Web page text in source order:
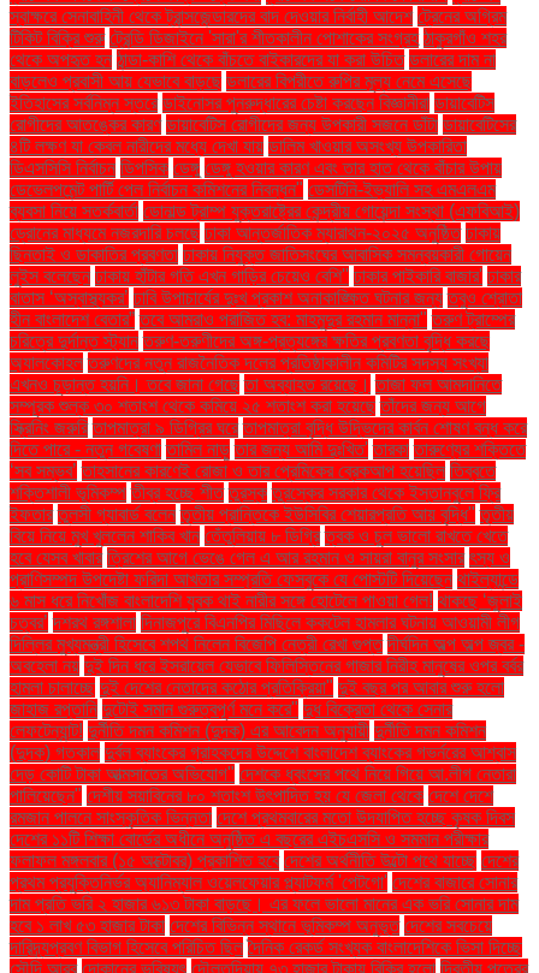
স্বাক্ষরে সেনাবাহিনী থেকে ট্রান্সজেন্ডারদের বাদ দেওয়ার নির্বাহী আদেশ ট্রেনের অগ্রিম
টিকিট বিক্রি শুরু ট্রেন্ডি ডিজাইনে 'সারা'র শীতকালীন পোশাকের সংগ্রহ ঠাকুরগাঁও শহর
থেকে অপহৃত হন ঠান্ডা-কাশি থেকে বাঁচতে বাইকারদের যা করা উচিত ডলারের দাম না
বাড়লেও প্রবাসী আয় যেভাবে বাড়ছে ডলারের বিপরীতে রুপির মূল্য নেমে এসেছে
ইতিহাসের সর্বনিম্ন স্তরে ডাইনোসর পুনরুদ্ধারের চেষ্টা করছেন বিজ্ঞানীরা ডায়াবেটিস
রোগীদের আতঙ্কের কারণ ডায়াবেটিস রোগীদের জন্য উপকারী সজনে ডাঁটা ডায়াবেটিসের
৪টি লক্ষণ যা কেবল নারীদের মধ্যে দেখা যায় ডালিম খাওয়ার অসংখ্য উপকারিতা
ডিএসসিসি নির্বাচন ডিপসিক ডেঙ্গু ডেঙ্গু হওয়ার কারণ এবং তার হাত থেকে বাঁচার উপায়
ডেভেলপমেন্ট পার্টি পেল নির্বাচন কমিশনের নিবন্ধন" ডেসটিনি-ইভ্যালি সহ এমএলএম
ব্যবসা নিয়ে সতর্কবার্তা ডোনাল্ড ট্রাম্প যুক্তরাষ্ট্রের কেন্দ্রীয় গোয়েন্দা সংস্থা (এফবিআই)
ড্রোনের মাধ্যমে নজরদারি চলছে ঢাকা আন্তর্জাতিক ম্যারাথন-২০২৫ অনুষ্ঠিত ঢাকায়
ছিনতাই ও ডাকাতির প্রবণতা ঢাকায় নিযুক্ত জাতিসংঘের আবাসিক সমন্বয়কারী গোয়েন
লুইস বলেছেন ঢাকায় হাঁটার গতি এখন গাড়ির চেয়েও বেশি'' ঢাকার পাইকারি বাজার' ঢাকার
বাতাস ‘অস্বাস্থ্যকর’ ঢাবি উপাচার্যের দুঃখ প্রকাশ অনাকাঙ্ক্ষিত ঘটনার জন্য তবুও শ্রোতা
হীন বাংলাদেশ বেতার” তবে আমরাও পরাজিত হব: মাহমুদুর রহমান মান্না" তরুণ ট্রাম্পের
চরিত্রে দুর্দান্ত স্ট্যান তরুণ-তরুণীদের অঙ্গ-প্রত্যঙ্গের ক্ষতির প্রবণতা বৃদ্ধি করছে
অ্যালকোহল তরুণদের নতুন রাজনৈতিক দলের প্রতিষ্ঠাকালীন কমিটির সদস্য সংখ্যা
এখনও চূড়ান্ত হয়নি। তবে জানা গেছে তা অব্যাহত রয়েছে। তাজা ফল আমদানিতে
সম্পূরক শুল্ক ৩০ শতাংশ থেকে কমিয়ে ২৫ শতাংশ করা হয়েছে তাঁদের জন্য আগে
স্ক্রিনিং জরুরি তাপমাত্রা ৯ ডিগ্রির ঘরে তাপমাত্রা বৃদ্ধি উদ্ভিদের কার্বন শোষণ বন্ধ করে
দিতে পারে - নতুন গবেষণা তামিল নাড়ু তার জন্য আমি দুঃখিত' তারকা তারুণ্যের শক্তিতে
‘সব সম্ভব’ তাহসানের কারণেই রোজা ও তার প্রেমিকের ব্রেকআপ হয়েছিল তিব্বতে
শক্তিশালী ভূমিকম্প তীব্র হচ্ছে শীত তুরস্ক তুরস্কের সরকার থেকে ইস্তানবুলে ফ্রি
ইফতার তুলসী গ্যাবার্ড বলেন তৃতীয় প্রান্তিকে ইউসিবির শেয়ারপ্রতি আয় বৃদ্ধি" তৃতীয়
বিয়ে নিয়ে মুখ খুললেন শাকিব খান তেঁতুলিয়ায় ৮ ডিগ্রি ত্বক ও চুল ভালো রাখতে খেতে
হবে যেসব খাবার ত্রিশের আগে ভেঙে গেল এ আর রহমান ও সায়রা বানুর সংসার ৎস্য ও
প্রাণিসম্পদ উপদেষ্টা ফরিদা আখতার সম্প্রতি ফেসবুকে যে পোস্টটি দিয়েছেন থাইল্যান্ডে
৬ মাস ধরে নিখোঁজ বাংলাদেশি যুবক থাই নারীর সঙ্গে হোটেলে পাওয়া গেল! থাকছে ‘জুলাই
চত্বর’ দশরথ রঙ্গশালা দিনাজপুরে বিএনপির মিছিলে ককটেল হামলার ঘটনায় আওয়ামী লীগ
দিল্লির মুখ্যমন্ত্রী হিসেবে শপথ নিলেন বিজেপি নেত্রী রেখা গুপ্ত দীর্ঘদিন অল্প অল্প জ্বর -
অবহেলা নয় দুই দিন ধরে ইসরায়েল যেভাবে ফিলিস্তিনের গাজার নিরীহ মানুষের ওপর বর্বর
হামলা চালাচ্ছে দুই দেশের নেতাদের কঠোর প্রতিক্রিয়া" দুই বছর পর আবার শুরু হলো
জাহাজ রপ্তানি দুটোই সমান গুরুত্বপূর্ণ মনে করে" দুধ বিক্রেতা থেকে সেনার
লেফটেন্যান্ট! দুর্নীতি দমন কমিশন (দুদক) এর আবেদন অনুযায়ী দুর্নীতি দমন কমিশন
(দুদক) গতকাল দুর্বল ব্যাংকের গ্রাহকদের উদ্দেশে বাংলাদেশ ব্যাংকের গভর্নরের আশ্বাস
দেড় কোটি টাকা আত্মসাতের অভিযোগ" দেশকে ধ্বংসের পথে নিয়ে গিয়ে আ.লীগ নেতারা
পালিয়েছেন" দেশীয় সয়াবিনের ৮০ শতাংশ উৎপাদিত হয় যে জেলা থেকে দেশে দেশে
রমজান পালনে সাংস্কৃতিক ভিন্নতা দেশে প্রথমবারের মতো উদযাপিত হচ্ছে কৃষক দিবস
দেশের ১১টি শিক্ষা বোর্ডের অধীনে অনুষ্ঠিত এ বছরের এইচএসসি ও সমমান পরীক্ষার
ফলাফল মঙ্গলবার (১৫ অক্টোবর) প্রকাশিত হবে দেশের অর্থনীতি উল্টো পথে যাচ্ছে দেশের
প্রথম প্রযুক্তিনির্ভর অ্যানিম্যাল ওয়েলফেয়ার প্ল্যাটফর্ম 'পেটগো' দেশের বাজারে সোনার
দাম প্রতি ভরি ২ হাজার ৬১৩ টাকা বাড়ছে। এর ফলে ভালো মানের এক ভরি সোনার দাম
হবে ১ লাখ ৫৩ হাজার টাকা দেশের বিভিন্ন স্থানে ভূমিকম্প অনুভূত দেশের সবচেয়ে
দারিদ্র্যপ্রবণ বিভাগ হিসেবে পরিচিত ছিল দৈনিক রেকর্ড সংখ্যক বাংলাদেশিকে ভিসা দিচ্ছে
সৌদি আরব দোকানের ভবিষ্যৎ দৌলতদিয়ায় ৭৩ হাজার টাকায় বিক্রি হলো দ্বিতীয় পুত্রের